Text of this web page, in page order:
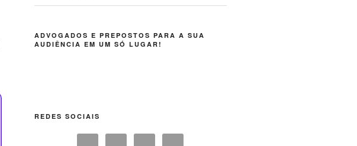
ADVOGADOS E PREPOSTOS PARA A SUA
AUDIÊNCIA EM UM SÓ LUGAR!
REDES SOCIAIS